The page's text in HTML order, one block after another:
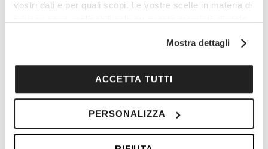
vostri dati e per quali scopi. Le vostre scelte in materia di
modificare o revocare il proprio consenso in qualsiasi
sull'icona di attivazione della privacy.
raccogliere informazioni sulla tua posizione
geografica, con un'approssimazione di qualche
Mostra dettagli
ACCETTA TUTTI
PERSONALIZZA
sindrome ischemica risulta mortale in
Incontinenza urinaria: lieve o più grave non
solo legata alla secchezza vaginale ma anche a
condizioni anatomiche o funzionali alterate.
Infine, un altro sintomo comune in menopausa